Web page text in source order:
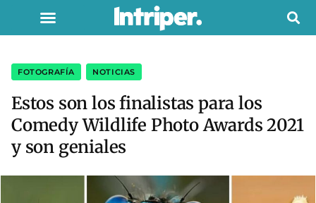
FOTOGRAFÍA NOTICIAS
Estos son los finalistas para los
Comedy Wildlife Photo Awards 2021
y son geniales